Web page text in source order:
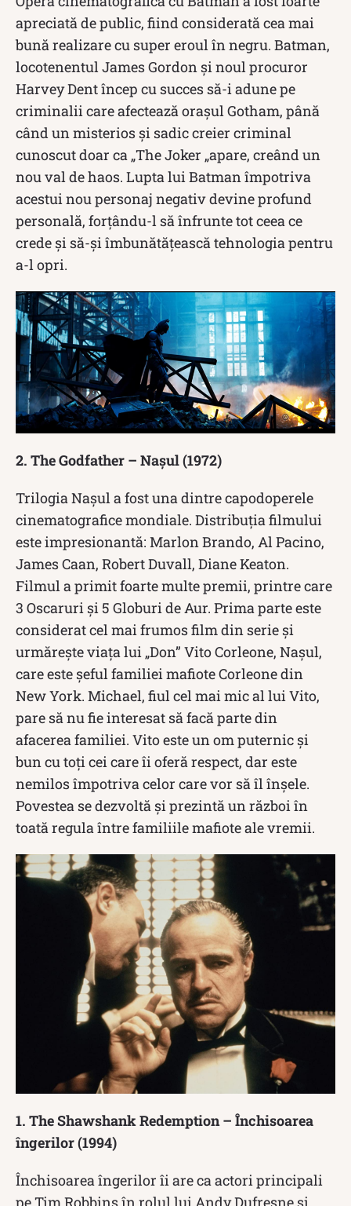
apreciată de public, fiind considerată cea mai
bună realizare cu super eroul în negru. Batman,
locotenentul James Gordon și noul procuror
Harvey Dent încep cu succes să-i adune pe
criminalii care afectează orașul Gotham, până
când un misterios și sadic creier criminal
cunoscut doar ca „The Joker „apare, creând un
nou val de haos. Lupta lui Batman împotriva
acestui nou personaj negativ devine profund
personală, forțându-l să înfrunte tot ceea ce
crede și să-și îmbunătățească tehnologia pentru
a-l opri.
2. The Godfather – Nașul (1972)
Trilogia Nașul a fost una dintre capodoperele
cinematografice mondiale. Distribuția filmului
este impresionantă: Marlon Brando, Al Pacino,
James Caan, Robert Duvall, Diane Keaton.
Filmul a primit foarte multe premii, printre care
3 Oscaruri și 5 Globuri de Aur. Prima parte este
considerat cel mai frumos film din serie și
urmărește viața lui „Don” Vito Corleone, Nașul,
care este șeful familiei mafiote Corleone din
New York. Michael, fiul cel mai mic al lui Vito,
pare să nu fie interesat să facă parte din
afacerea familiei. Vito este un om puternic și
bun cu toți cei care îi oferă respect, dar este
nemilos împotriva celor care vor să îl înșele.
Povestea se dezvoltă și prezintă un război în
toată regula între familiile mafiote ale vremii.
1. The Shawshank Redemption – Închisoarea
îngerilor (1994)
Închisoarea îngerilor îi are ca actori principali
pe Tim Robbins în rolul lui Andy Dufresne și